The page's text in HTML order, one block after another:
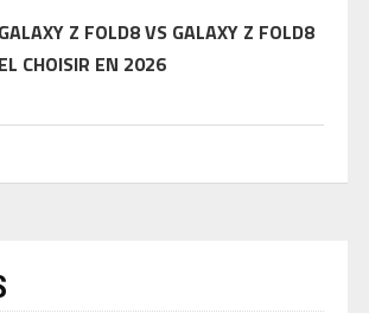
Z FOLD8 VS GALAXY Z FOLD8
CHOISIR EN 2026